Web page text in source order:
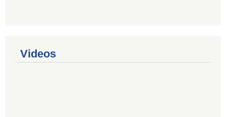
Videos